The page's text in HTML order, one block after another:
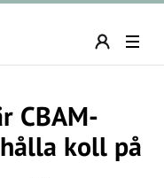
CBAM-
koll på